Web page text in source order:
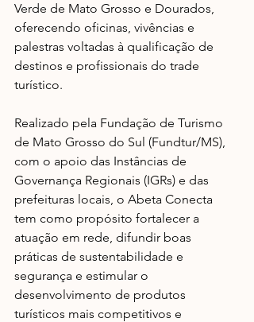
Verde de Mato Grosso e Dourados,
oferecendo oficinas, vivências e
palestras voltadas à qualificação de
destinos e profissionais do trade
turístico.
Realizado pela Fundação de Turismo
de Mato Grosso do Sul (Fundtur/MS),
com o apoio das Instâncias de
Governança Regionais (IGRs) e das
prefeituras locais, o Abeta Conecta
tem como propósito fortalecer a
atuação em rede, difundir boas
práticas de sustentabilidade e
segurança e estimular o
desenvolvimento de produtos
turísticos mais competitivos e